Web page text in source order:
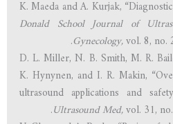
Donald School Journal of
Gynecology,vol. 8, no.
D. L. Miller, N. B. Smith, M. R.
K. Hynynen, and I. R. Makin,
ultrasound applications and
Ultrasound Med,vol. 31,